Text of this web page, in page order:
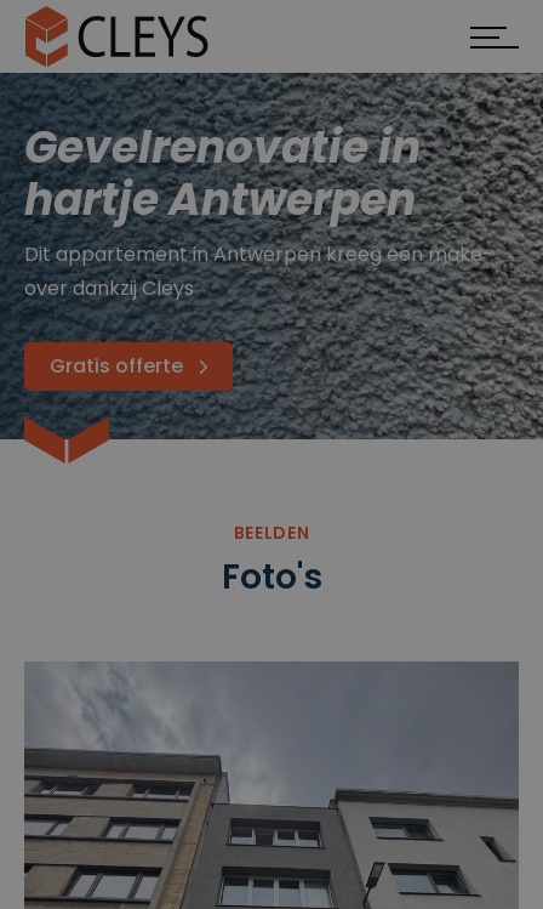
Gevelrenovatie in
hartje Antwerpen
Dit appartement in Antwerpen kreeg een make-
over dankzij Cleys
Gratis offerte
BEELDEN
Foto's